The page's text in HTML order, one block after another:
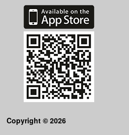
Copyright © 2026